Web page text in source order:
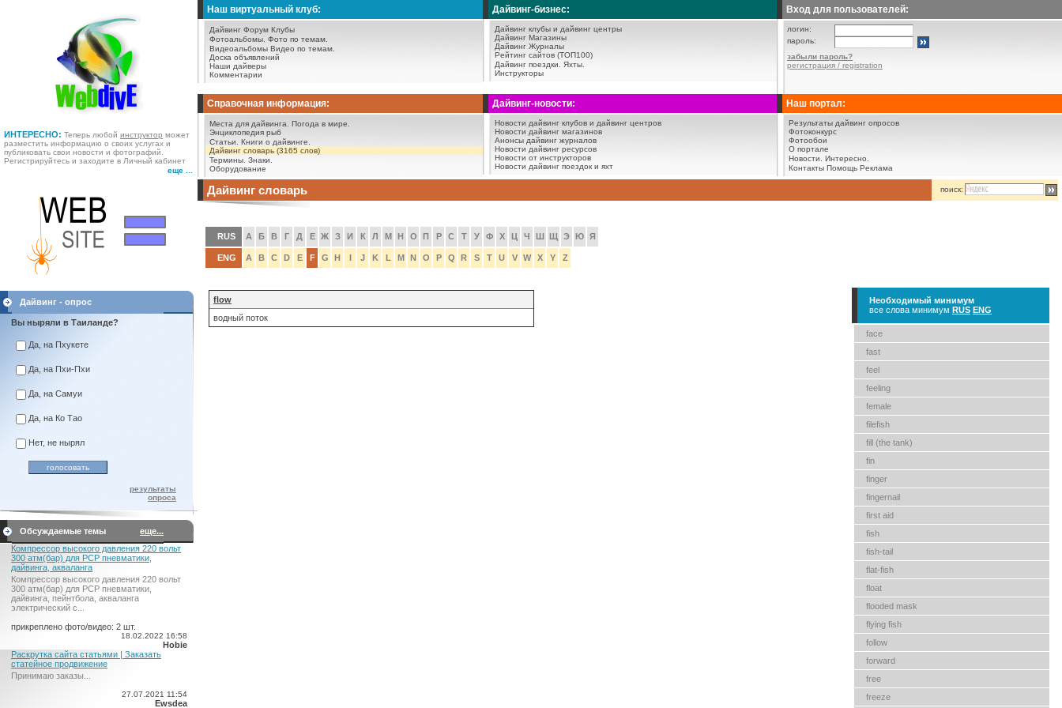
ИНТЕРЕСНО: Теперь любой инструктор может
разместить информацию о своих услугах и
публиковать свои новости и фотографий.
Регистрируйтесь и заходите в Личный кабинет
еще ...
Наш виртуальный клуб:
Дайвинг Форум Клубы
Фотоальбомы. Фото по темам.
Видеоальбомы Видео по темам.
Доска объявлений
Наши дайверы
Комментарии
Дайвинг-бизнес:
Дайвинг клубы и дайвинг центры
Дайвинг Магазины
Дайвинг Журналы
Рейтинг сайтов (ТОП100)
Дайвинг поездки.
Яхты.
Инструкторы
Вход для пользователей:
логин:
пароль:
забыли пароль?
регистрация / registration
Справочная информация:
Места для дайвинга.
Погода в мире.
Энциклопедия рыб
Статьи.
Книги о дайвинге.
Дайвинг словарь (3165 слов)
Термины. Знаки.
Оборудование
Дайвинг-новости:
Новости дайвинг клубов и дайвинг центров
Новости дайвинг магазинов
Анонсы дайвинг журналов
Новости дайвинг ресурсов
Новости от инструкторов
Новости дайвинг поездок и яхт
Наш портал:
Результаты дайвинг опросов
Фотоконкурс
Фотообои
О портале
Новости.
Интересно.
Контакты Помощь Реклама
Дайвинг - опрос
Вы ныряли в Таиланде?
Да, на Пхукете
Да, на Пхи-Пхи
Да, на Самуи
Да, на Ко Тао
Нет, не нырял
результаты
опроса
Обсуждаемые темы
еще...
Компрессор высокого давления 220 вольт
300 атм(бар) для PCP пневматики,
дайвинга, акваланга
Компрессор высокого давления 220 вольт
300 атм(бар) для PCP пневматики,
дайвинга, пейнтбола, акваланга
электрический c...
прикреплено фото/видео: 2 шт.
18.02.2022 16:58
Hobie
Раскрутка сайта статьями | Заказать
статейное продвижение
Принимаю заказы...
27.07.2021 11:54
Ewsdea
Дайвинг словарь поиск:
RUS А Б В Г Д Е Ж З И К Л М Н О П Р С Т У Ф Х Ц Ч Ш Щ Э Ю Я
ENG A B C D E F G H I J K L M N O P Q R S T U V W X Y Z
flow
водный поток
Необходимый минимум
все слова минимум RUS ENG
face
fast
feel
feeling
female
filefish
fill (the tank)
fin
finger
fingernail
first aid
fish
fish-tail
flat-fish
float
flooded mask
flying fish
follow
forward
free
freeze